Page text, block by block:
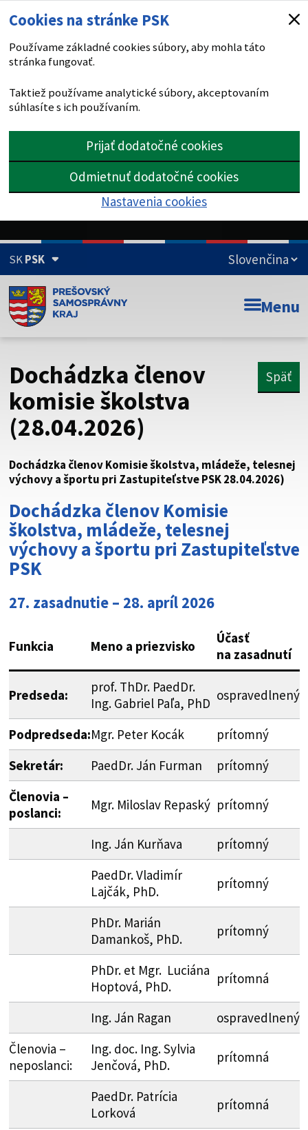
Cookies na stránke PSK
Používame základné cookies súbory, aby mohla táto
stránka fungovať.
Taktiež používame analytické súbory, akceptovaním
súhlasíte s ich používaním.
Prijať dodatočné cookies
Odmietnuť dodatočné cookies
Nastavenia cookies
SKPSK
Doména psk.sk je oficiálna
Toto je oficiálna webová stránka Prešovského
Táto stránka je zabezpečená
Buďte pozorní a vždy sa uistite, že zdieľate informácie iba
cez zabezpečenú webovú stránku. Zabezpečená stránka
Menu
Dochádzka členov
komisie školstva
(28.04.2026)
Späť
Dochádzka členov Komisie školstva, mládeže, telesnej
výchovy a športu pri Zastupiteľstve PSK 28.04.2026)
Dochádzka členov Komisie
školstva, mládeže, telesnej
výchovy a športu pri Zastupiteľstve
PSK
27. zasadnutie – 28. apríl 2026
Funkcia Meno a priezvisko
Účasť
na zasadnutí
Predseda:
prof. ThDr. PaedDr.
Ing. Gabriel Paľa, PhD ospravedlnený
Podpredseda:Mgr. Peter Kocák
prítomný
Sekretár:
PaedDr. Ján Furman
prítomný
Členovia –
poslanci:
Mgr. Miloslav Repaský prítomný
Ing. Ján Kurňava
prítomný
PaedDr. Vladimír
Lajčák, PhD.
prítomný
PhDr. Marián
Damankoš, PhD.
prítomný
PhDr. et Mgr. Luciána
Hoptová, PhD.
prítomná
Ing. Ján Ragan
ospravedlnený
Členovia –
neposlanci:
Ing. doc. Ing. Sylvia
Jenčová, PhD.
prítomná
PaedDr. Patrícia
Lorková
prítomná